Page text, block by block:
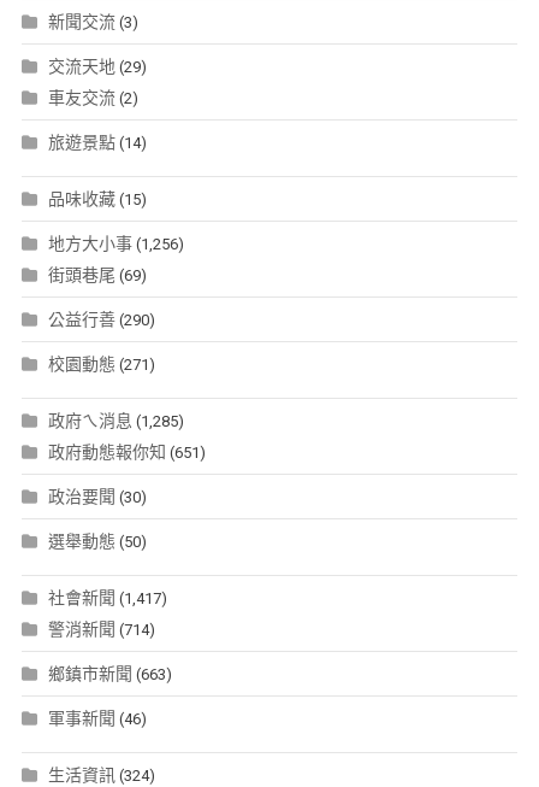
新聞交流(3)
交流天地(29)
車友交流(2)
旅遊景點(14)
品味收藏(15)
地方大小事(1,256)
街頭巷尾 (69)
公益行善(290)
校園動態 (271)
政府ㄟ消息 (1,285)
政府動態報你知 (651)
政治要聞 (30)
選舉動態 (50)
社會新聞 (1,417)
警消新聞 (714)
鄉鎮市新聞 (663)
軍事新聞 (46)
生活資訊(324)